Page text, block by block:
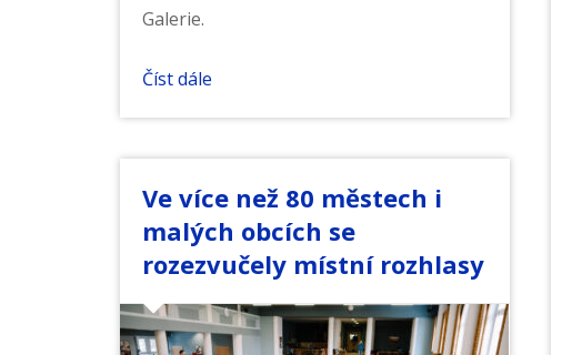
Galerie.
Číst dále
Ve více než 80 městech i
malých obcích se
rozezvučely místní rozhlasy